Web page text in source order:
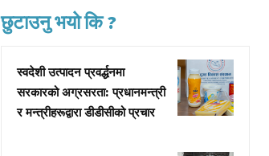
छुटाउनु भयो कि ?
स्वदेशी उत्पादन प्रवर्द्धनमा
सरकारको अग्रसरता: प्रधानमन्त्री
र मन्त्रीहरूद्वारा डीडीसीको प्रचार